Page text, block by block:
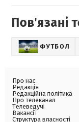
Пов'язані
ФУТБОЛ
Про нас
Редакція
Редакційна політика
Про телеканал
Телеведучі
Вакансії
Структура власності